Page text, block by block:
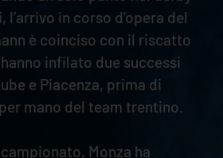
in corso d’opera del
è coinciso con il riscatto
infilato due successi
e Piacenza, prima di
mano del team trentino.
Monza ha